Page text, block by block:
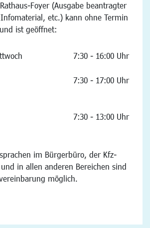
Foyer (Ausgabe beantragter
etc.) kann ohne Termin
ist geöffnet:
7:30 - 16:00 Uhr
7:30 - 17:00 Uhr
7:30 - 13:00 Uhr
im Bürgerbüro, der Kfz-
in allen anderen Bereichen sind
möglich.